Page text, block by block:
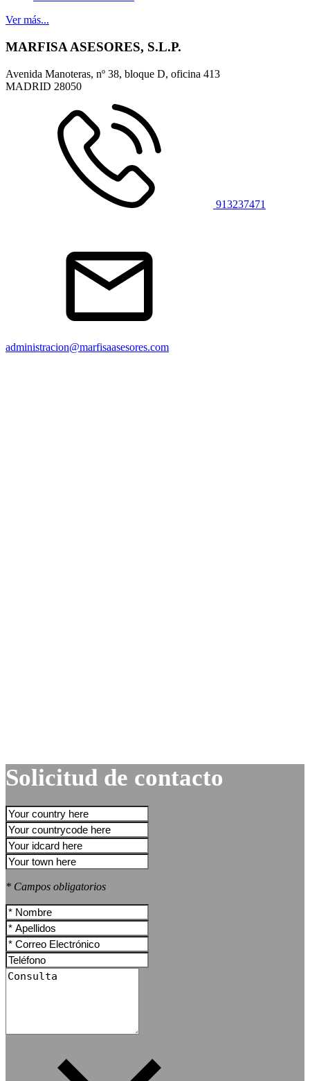
Ver más...
MARFISA ASESORES, S.L.P.
Avenida Manoteras, nº 38, bloque D, oficina 413
MADRID 28050
913237471
administracion@marfisaasesores.com
Solicitud de contacto
* Campos obligatorios